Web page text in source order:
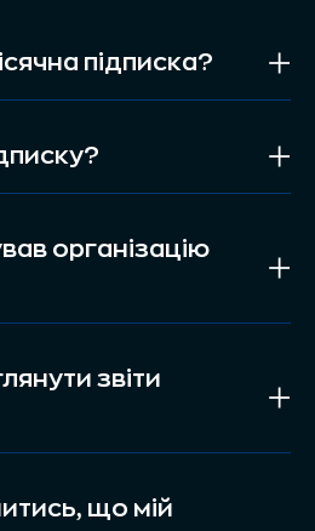
підписка?
організацію
звіти
що мій